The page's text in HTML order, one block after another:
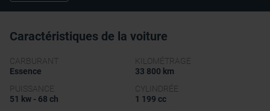
Caractéristiques de la voiture
CARBURANT
Essence
KILOMÉTRAGE
33 800 km
PUISSANCE
51 kw - 68 ch
CYLINDRÉE
1 199 cc